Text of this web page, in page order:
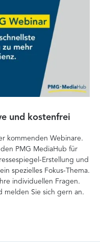
und kostenfrei
kommenden Webinare.
PMG MediaHub für
Erstellung und
spezielles Fokus-Thema.
individuellen Fragen.
melden Sie sich gern an.